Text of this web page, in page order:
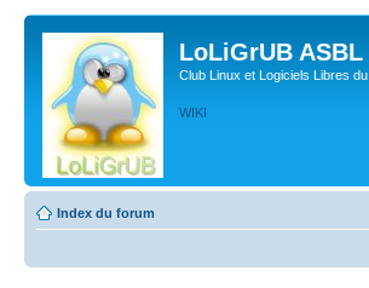
LoLiGrUB ASBL
Club Linux et Logiciels Libres
WIKI
Index du forum